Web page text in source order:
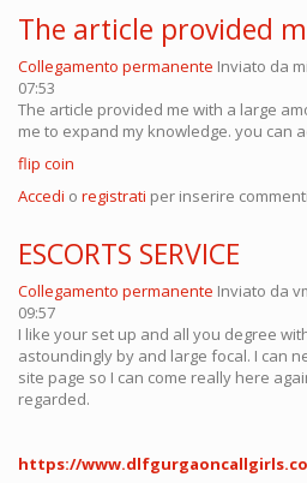
The article provided
Collegamento permanente Inviato da
07:53
The article provided me with a large
me to expand my knowledge. you can
flip coin
Accedi o registrati per inserire
ESCORTS SERVICE
Collegamento permanente Inviato da
09:57
I like your set up and all you degree
astoundingly by and large focal. I can
site page so I can come really here
regarded.
https://